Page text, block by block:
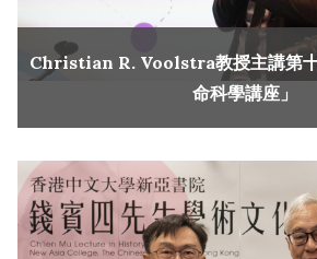
Christian R. Voolstra教授主講第
命科學講座」